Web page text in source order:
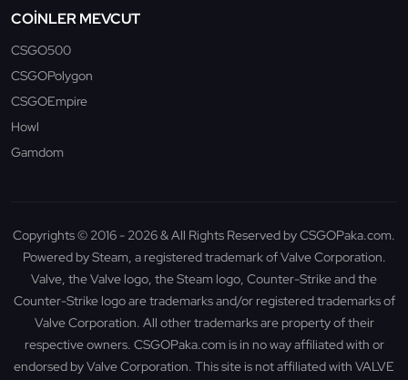
COINLER MEVCUT
CSGO500
CSGOPolygon
CSGOEmpire
Howl
Gamdom
Copyrights © 2016 - 2026 & All Rights Reserved by CSGOPaka.com.
Powered by Steam, a registered trademark of Valve Corporation.
Valve, the Valve logo, the Steam logo, Counter-Strike and the
Counter-Strike logo are trademarks and/or registered trademarks of
Valve Corporation. All other trademarks are property of their
respective owners. CSGOPaka.com is in no way affiliated with or
endorsed by Valve Corporation. This site is not affiliated with VALVE